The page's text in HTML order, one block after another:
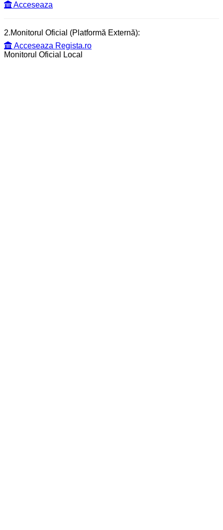
Acceseaza
2.Monitorul Oficial (Platformă Externă):
Acceseaza Regista.ro
Monitorul Oficial Local